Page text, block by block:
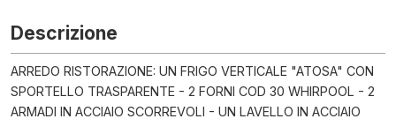
Descrizione
ARREDO RISTORAZIONE: UN FRIGO VERTICALE "ATOSA" CON
SPORTELLO TRASPARENTE - 2 FORNI COD 30 WHIRPOOL - 2
ARMADI IN ACCIAIO SCORREVOLI - UN LAVELLO IN ACCIAIO